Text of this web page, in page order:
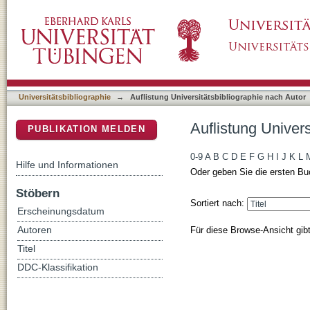
Universitätsbibliographie → Auflistung Universitätsbibliographie nach Autor
Auflistung
0-9 A B C D E F G H J K L
Oder geben Sie die ersten
Sortiert nach:
Für diese Browse-Ansicht
PUBLIKATION MELDEN
Hilfe und Informationen
Stöbern
Erscheinungsdatum
Autoren
Titel
DDC-Klassifikation